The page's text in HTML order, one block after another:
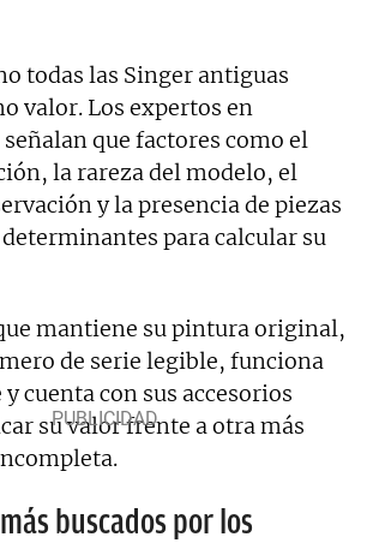
todas las Singer antiguas
valor. Los expertos en
que factores como el
la rareza del modelo, el
y la presencia de piezas
para calcular su
mantiene su pintura original,
de serie legible, funciona
cuenta con sus accesorios
su valor frente a otra más
buscados por los